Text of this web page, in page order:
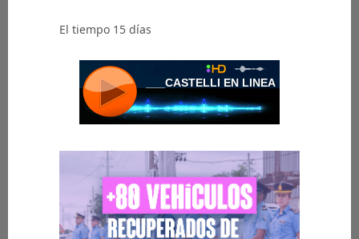
El tiempo 15 días